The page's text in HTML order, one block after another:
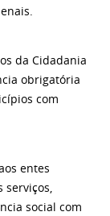
da Cidadania
obrigatória
com
entes
serviços,
social com